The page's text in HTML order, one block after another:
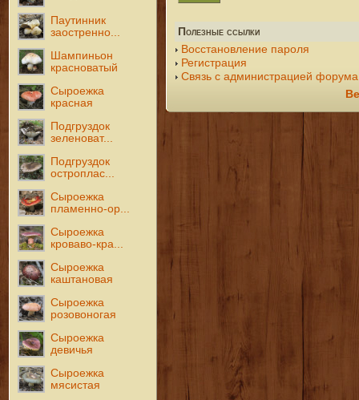
Паутинник
заостренно...
Шампиньон
красноватый
Сыроежка
красная
Подгруздок
зеленоват...
Подгруздок
остроплас...
Сыроежка
пламенно-ор...
Сыроежка
кроваво-кра...
Сыроежка
каштановая
Сыроежка
розовоногая
Сыроежка
девичья
Сыроежка
мясистая
Полезные ссылки
Восстановление пароля
Регистрация
Связь с администрацией форума